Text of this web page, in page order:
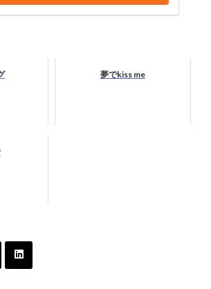
夢でkiss me